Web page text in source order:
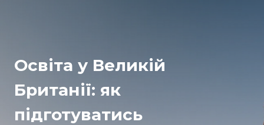
Освіта у Великій
Британії: як
підготуватись